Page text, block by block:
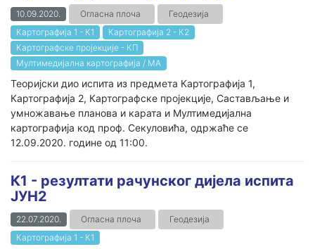
10.09.2020. Огласна плоча
Геодезија
Картографија 1 - К1
Картографија 2 - К2
Картографске пројекције - КП
Мултимедијална картографија / МА
Теоријски дио испита из предмета Картографија 1,
Картографија 2, Картографске пројекције, Састављање и
умножавање планова и карата и Мултимедијална
картографија код проф. Секуловића, одржаће се
12.09.2020. године од 11:00.
К1 - резултати рачунског дијела испита
ЈУН2
22.07.2020. Огласна плоча
Геодезија
Картографија 1 - К1